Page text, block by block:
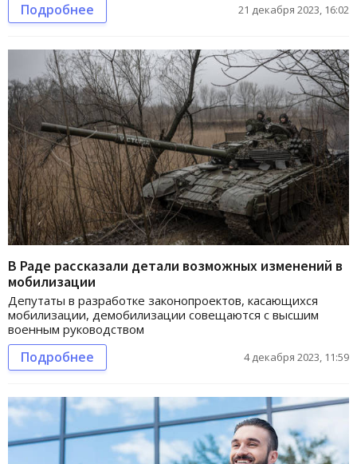
Подробнее 21 декабря 2023, 16:02
В Раде рассказали детали возможных изменений в
мобилизации
Депутаты в разработке законопроектов, касающихся
мобилизации, демобилизации совещаются с высшим
военным руководством
Подробнее 4 декабря 2023, 11:59